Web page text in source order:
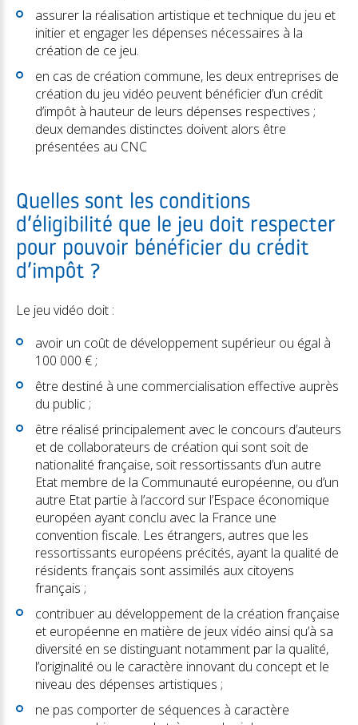
assurer la réalisation artistique et technique du jeu et
initier et engager les dépenses nécessaires à la
création de ce jeu.
en cas de création commune, les deux entreprises de
création du jeu vidéo peuvent bénéficier d’un crédit
d’impôt à hauteur de leurs dépenses respectives ;
deux demandes distinctes doivent alors être
présentées au CNC
Quelles sont les conditions
d’éligibilité que le jeu doit respecter
pour pouvoir bénéficier du crédit
d’impôt ?
Le jeu vidéo doit :
avoir un coût de développement supérieur ou égal à
100 000 € ;
être destiné à une commercialisation effective auprès
du public ;
être réalisé principalement avec le concours d’auteurs
et de collaborateurs de création qui sont soit de
nationalité française, soit ressortissants d’un autre
Etat membre de la Communauté européenne, ou d’un
autre Etat partie à l’accord sur l’Espace économique
européen ayant conclu avec la France une
convention fiscale. Les étrangers, autres que les
ressortissants européens précités, ayant la qualité de
résidents français sont assimilés aux citoyens
français ;
contribuer au développement de la création française
et européenne en matière de jeux vidéo ainsi qu’à sa
diversité en se distinguant notamment par la qualité,
l’originalité ou le caractère innovant du concept et le
niveau des dépenses artistiques ;
ne pas comporter de séquences à caractère